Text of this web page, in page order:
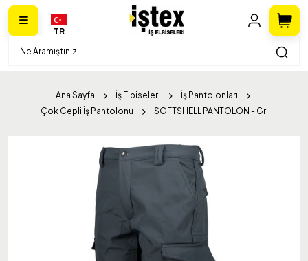
TR
Ana Sayfa İş Elbiseleri
İş Pantolonları
Çok Cepli İş Pantolonu
SOFTSHELL PANTOLON - Gri